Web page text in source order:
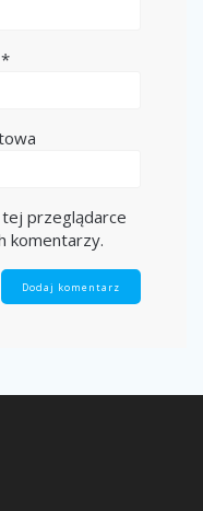
*
przeglądarce
komentarzy.